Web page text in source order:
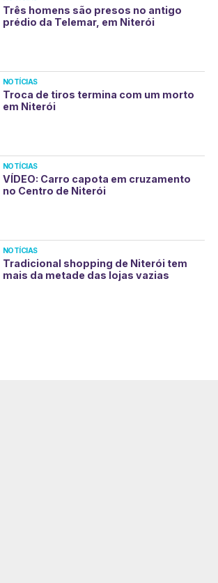
Três homens são presos no antigo
prédio da Telemar, em Niterói
NOTÍCIAS
Troca de tiros termina com um morto
em Niterói
NOTÍCIAS
VÍDEO: Carro capota em cruzamento
no Centro de Niterói
NOTÍCIAS
Tradicional shopping de Niterói tem
mais da metade das lojas vazias